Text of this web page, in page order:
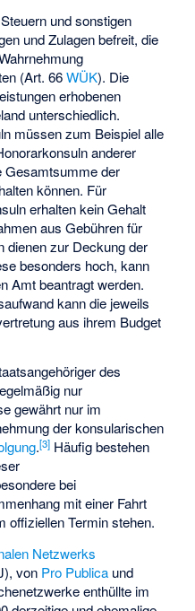
und sonstigen
und Zulagen befreit, die
(Art. 66WÜK). Die
erhobenen
unterschiedlich.
müssen zum Beispiel alle
anderer
Gesamtsumme der
können. Für
erhalten kein Gehalt
aus Gebühren für
dienen zur Deckung der
besonders hoch, kann
Amt beantragt werden.
kann die jeweils
aus ihrem Budget
des
nur
gewährt nur im
der konsularischen
.[3] Häufig bestehen
bei
mit einer Fahrt
offiziellen Termin stehen.
Netzwerks
von Pro Publica und
enthüllte im